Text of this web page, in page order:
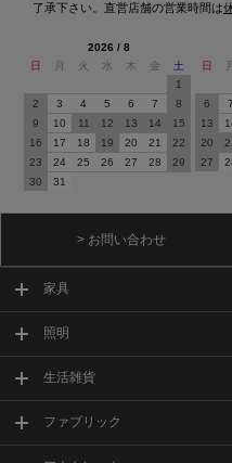
了承下さい。直営店舗の営業時間は
2026 / 8
日
月 火 水 木 金
土
1
2
3 4 5 6 7
8
9
10 11 12 13 14
15
16
17 18 19 20 21
22
23
24 25 26 27 28
29
30
31
日
月
6
7
13
20
27
> お問い合わせ
家具
照明
生活雑貨
ファブリック